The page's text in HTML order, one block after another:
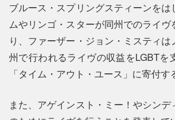
ブルース・スプリングスティーンをは
ムやリンゴ・スターが同州でのライ
り、ファーザー・ジョン・ミスティ
州で行われるライヴの収益をLGBTを
「タイム・アウト・ユース」に寄付す
また、アゲインスト・ミー！やシン